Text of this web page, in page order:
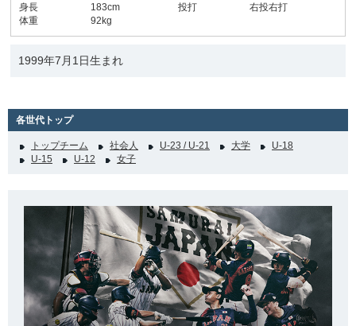
身長
183cm 投打
右投右打
体重
92kg
1999年7月1日生まれ
各世代トップ
トップチーム 社会人 U-23 / U-21 大学
U-18
U-15
U-12 女子